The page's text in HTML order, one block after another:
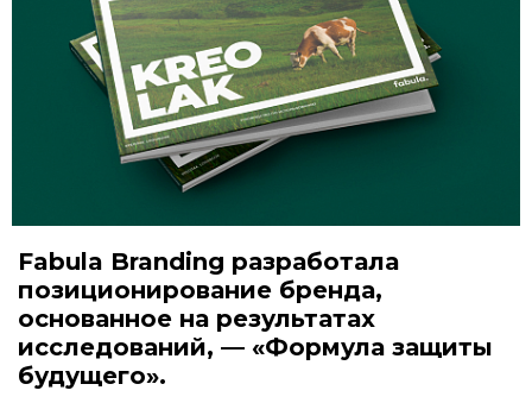
Fabula Branding разработала
позиционирование бренда,
основанное на результатах
исследований, — «Формула защиты
будущего».